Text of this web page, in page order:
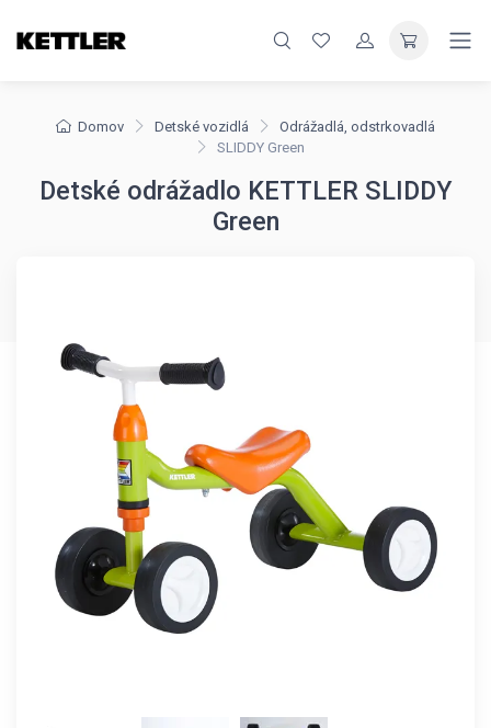
Domov Detské vozidlá
Odrážadlá, odstrkovadlá
SLIDDY Green
Detské odrážadlo KETTLER SLIDDY
Green